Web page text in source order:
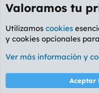
Etiquetas
Cookies
PL
Términos y
Valoramos tu
Utilizamos cookies
y cookies opcionales
Ver más información y
Aceptar